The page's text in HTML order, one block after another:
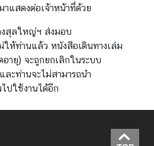
าแสดงต่อเจ้าหน้าที่ด้วย
งสุลใหญ่ฯ ส่งมอบ
ให้ท่านแล้ว หนังสือเดินทางเล่ม
ายุ) จะถูกยกเลิกในระบบ
ะท่านจะไม่สามารถนำ
ปใช้งานได้อีก